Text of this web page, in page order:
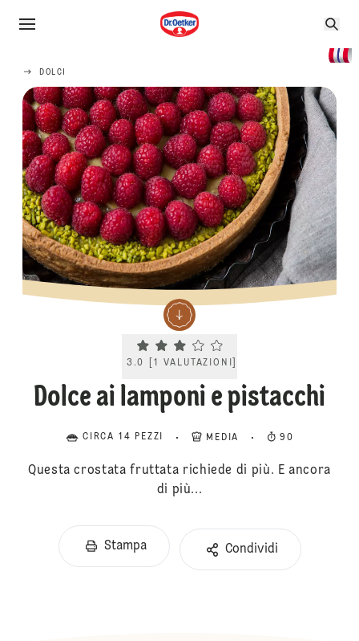
DOLCI
Current rating 3.0. Click to rate.
3.0 1 VALUTAZIONI
Dolce ai lamponi e pistacchi
CIRCA 14 PEZZI MEDIA 90
Questa crostata fruttata richiede di più. E ancora
di più...
Stampa Condividi